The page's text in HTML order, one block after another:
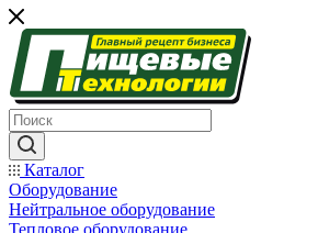
Каталог
Оборудование
Нейтральное оборудование
Тепловое оборудование